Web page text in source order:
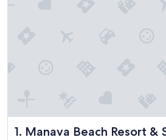
1. Manava Beach Resort &
Manava Beach Resort & Spa